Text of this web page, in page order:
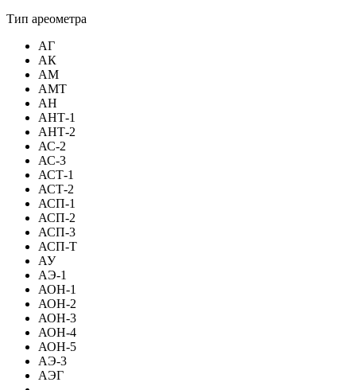
Тип ареометра
АГ
АК
АМ
АМТ
АН
АНТ-1
АНТ-2
АС-2
АС-3
АСТ-1
АСТ-2
АСП-1
АСП-2
АСП-3
АСП-Т
АУ
АЭ-1
АОН-1
АОН-2
АОН-3
АОН-4
АОН-5
АЭ-3
АЭГ